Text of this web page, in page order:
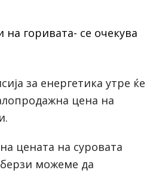
за енергетика утре ќе
цена на
цената на суровата
можеме да